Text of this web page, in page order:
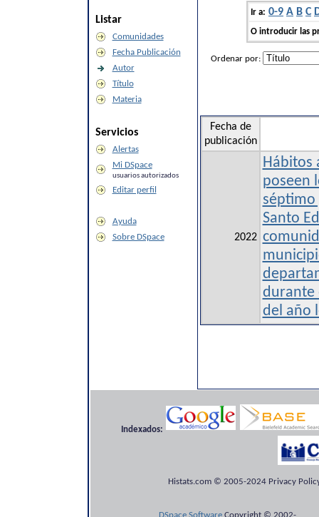
Listar
Comunidades
Fecha Publicación
Autor
Título
Materia
Servicios
Alertas
Mi DSpace
usuarios autorizados
Editar perfil
Ayuda
Sobre DSpace
Ir a: 0-9 A B C
O introducir las
Ordenar por:
Fecha de
publicación
2022
Hábitos
poseen
séptimo
Santo
durante
del año
Indexados:
Histats.com © 2005-2024 Privacy
DSpace Software Copyright © 2002-